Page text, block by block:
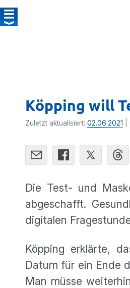
Köpping will
Zuletzt aktualisiert: 02.06.2021 |
Die Test- und
abgeschafft.
digitalen
Köpping erklärte,
Datum für ein Ende
Man müsse